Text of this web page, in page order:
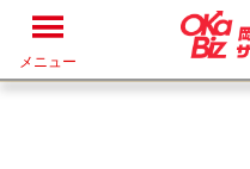
メニュー